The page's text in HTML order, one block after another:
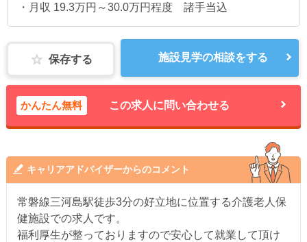
・月収 19.3万円～30.0万円程度 諸手当込
保存する 施設見学の相談をする
かんたん無料 この求人に問い合わせる
キャリアアドバイザーからのコメント
常磐線三河島駅徒歩3分の好立地に位置する介護老人保
健施設での求人です。
福利厚生が整っておりますので安心して就業して頂け